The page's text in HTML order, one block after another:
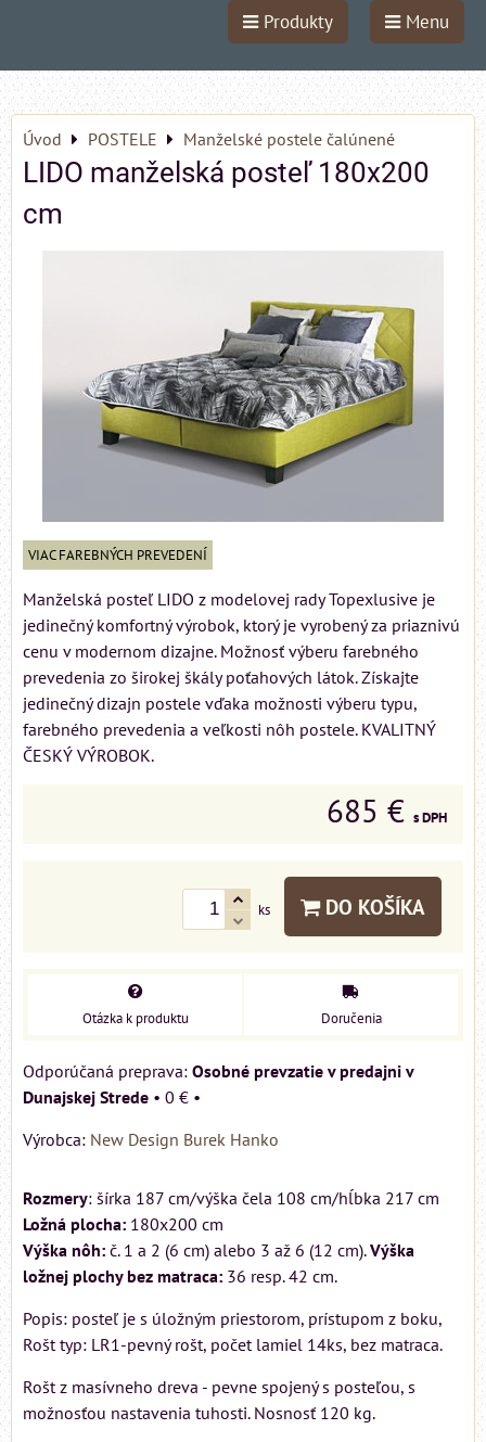
Produkty Menu
Úvod POSTELE Manželské postele čalúnené
LIDO manželská posteľ 180x200
cm
VIAC FAREBNÝCH PREVEDENÍ
Manželská posteľ LIDO z modelovej rady Topexlusive je
jedinečný komfortný výrobok, ktorý je vyrobený za priaznivú
cenu v modernom dizajne. Možnosť výberu farebného
prevedenia zo širokej škály poťahových látok. Získajte
jedinečný dizajn postele vďaka možnosti výberu typu,
farebného prevedenia a veľkosti nôh postele. KVALITNÝ
ČESKÝ VÝROBOK.
685 € s DPH
ks DO KOŠÍKA
Otázka k produktu Doručenia
Osobné prevzatie v predajni v
Dunajskej Strede • 0 € •
Výrobca: New Design Burek Hanko
Rozmery: šírka 187 cm/výška čela 108 cm/hĺbka 217 cm
Ložná plocha: 180x200 cm
Výška nôh: č. 1 a 2 (6 cm) alebo 3 až 6 (12 cm).Výška
ložnej plochy bez matraca: 36 resp. 42 cm.
Popis: posteľ je s úložným priestorom, prístupom z boku,
Rošt typ: LR1-pevný rošt, počet lamiel 14ks, bez matraca.
Rošt z masívneho dreva - pevne spojený s posteľou, s
možnosťou nastavenia tuhosti. Nosnosť 120 kg.